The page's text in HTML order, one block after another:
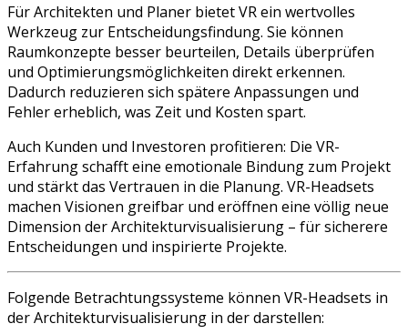
Für Architekten und Planer bietet VR ein wertvolles
Werkzeug zur Entscheidungsfindung. Sie können
Raumkonzepte besser beurteilen, Details überprüfen
und Optimierungsmöglichkeiten direkt erkennen.
Dadurch reduzieren sich spätere Anpassungen und
Fehler erheblich, was Zeit und Kosten spart.
Auch Kunden und Investoren profitieren: Die VR-
Erfahrung schafft eine emotionale Bindung zum Projekt
und stärkt das Vertrauen in die Planung. VR-Headsets
machen Visionen greifbar und eröffnen eine völlig neue
Dimension der Architekturvisualisierung – für sicherere
Entscheidungen und inspirierte Projekte.
Folgende Betrachtungssysteme können VR-Headsets in
der Architekturvisualisierung in der darstellen: